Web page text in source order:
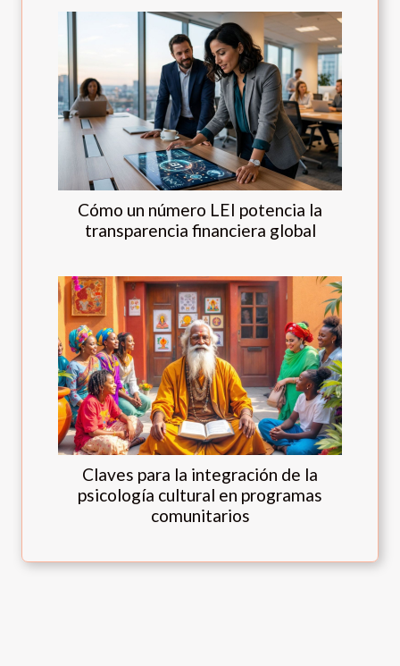
Cómo un número LEI potencia la
transparencia financiera global
Claves para la integración de la
psicología cultural en programas
comunitarios